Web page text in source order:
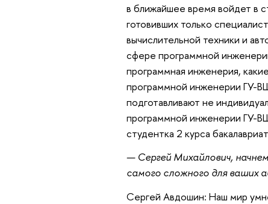
в ближайшее время войдет в
готовивших только
вычислительной техники и
сфере программной
программная инженерия,
программной инженерии ГУ-
подготавливают не
программной инженерии ГУ-
студентка 2 курса
— Сергей Михайлович,
самого сложного для ваших
Сергей Авдошин: Наш мир